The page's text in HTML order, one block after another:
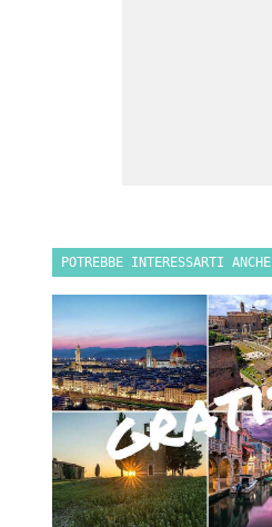
POTREBBE INTERESSARTI ANCHE